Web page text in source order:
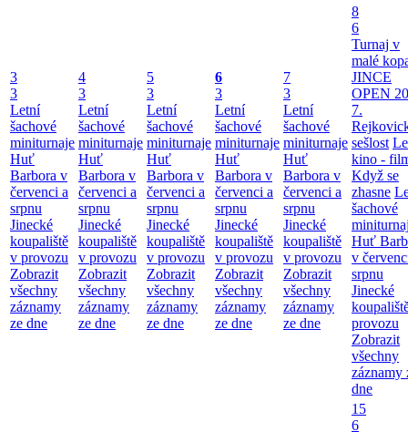
3
3
Letní
šachové
miniturnaje
Huť
Barbora v
červenci a
srpnu
Jinecké
koupaliště
v provozu
Zobrazit
všechny
záznamy
ze dne
4
3
Letní
šachové
miniturnaje
Huť
Barbora v
červenci a
srpnu
Jinecké
koupaliště
v provozu
Zobrazit
všechny
záznamy
ze dne
5
3
Letní
šachové
miniturnaje
Huť
Barbora v
červenci a
srpnu
Jinecké
koupaliště
v provozu
Zobrazit
všechny
záznamy
ze dne
6
3
Letní
šachové
miniturnaje
Huť
Barbora v
červenci a
srpnu
Jinecké
koupaliště
v provozu
Zobrazit
všechny
záznamy
ze dne
7
3
Letní
šachové
miniturnaje
Huť
Barbora v
červenci a
srpnu
Jinecké
koupaliště
v provozu
Zobrazit
všechny
záznamy
ze dne
8
6
Turnaj v
malé
JINCE
OPEN
7.
sešlost
kino -
Když se
zhasne
šachové
Huť
v
srpnu
Jinecké
provozu
Zobrazit
všechny
záznamy
dne
15
6